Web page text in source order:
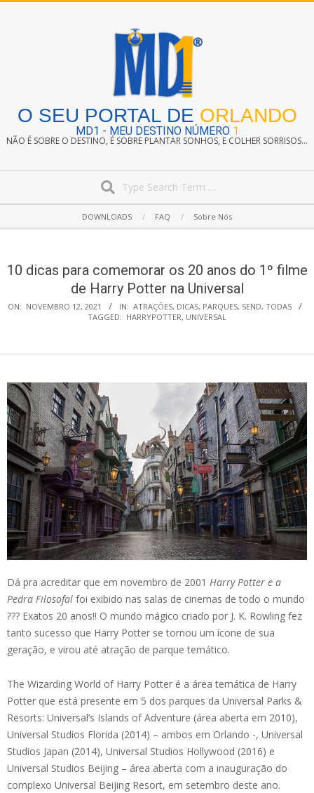
O SEU PORTAL DE ORLANDO
MD1 - MEU DESTINO NÚMERO 1
NÃO É SOBRE O DESTINO, É SOBRE PLANTAR SONHOS, E COLHER SORRISOS...
Navigation
DOWNLOADS FAQ Sobre Nós
10 dicas para comemorar os 20 anos do 1º filme
de Harry Potter na Universal
ON: NOVEMBRO 12, 2021 IN: ATRAÇÕES, DICAS, PARQUES, SEND, TODAS
TAGGED: HARRYPOTTER, UNIVERSAL
Dá pra acreditar que em novembro de 2001 Harry Potter e a
Pedra Filosofal foi exibido nas salas de cinemas de todo o mundo
??? Exatos 20 anos!! O mundo mágico criado por J. K. Rowling fez
tanto sucesso que Harry Potter se tornou um ícone de sua
geração, e virou até atração de parque temático.
The Wizarding World of Harry Potter é a área temática de Harry
Potter que está presente em 5 dos parques da Universal Parks &
Resorts: Universal’s Islands of Adventure (área aberta em 2010),
Universal Studios Florida (2014) – ambos em Orlando -, Universal
Studios Japan (2014), Universal Studios Hollywood (2016) e
Universal Studios Beijing – área aberta com a inauguração do
complexo Universal Beijing Resort, em setembro deste ano.